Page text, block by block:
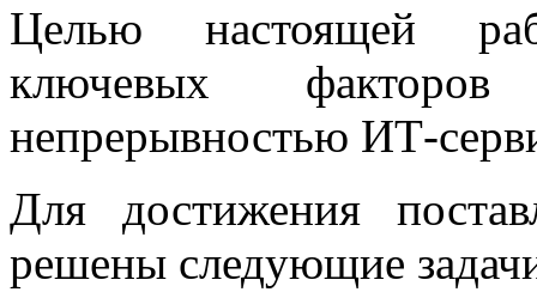
Целью настоящей
ключевых
непрерывностью ИТ-
Для достижения
решены следующие